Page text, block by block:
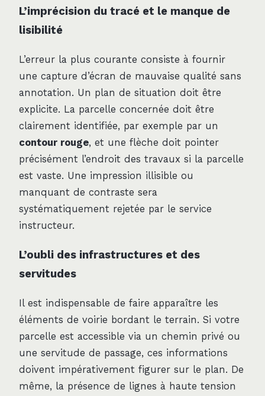
L’imprécision du tracé et le manque de
lisibilité
L’erreur la plus courante consiste à fournir
une capture d’écran de mauvaise qualité sans
annotation. Un plan de situation doit être
explicite. La parcelle concernée doit être
clairement identifiée, par exemple par un
contour rouge, et une flèche doit pointer
précisément l’endroit des travaux si la parcelle
est vaste. Une impression illisible ou
manquant de contraste sera
systématiquement rejetée par le service
instructeur.
L’oubli des infrastructures et des
servitudes
Il est indispensable de faire apparaître les
éléments de voirie bordant le terrain. Si votre
parcelle est accessible via un chemin privé ou
une servitude de passage, ces informations
doivent impérativement figurer sur le plan. De
même, la présence de lignes à haute tension